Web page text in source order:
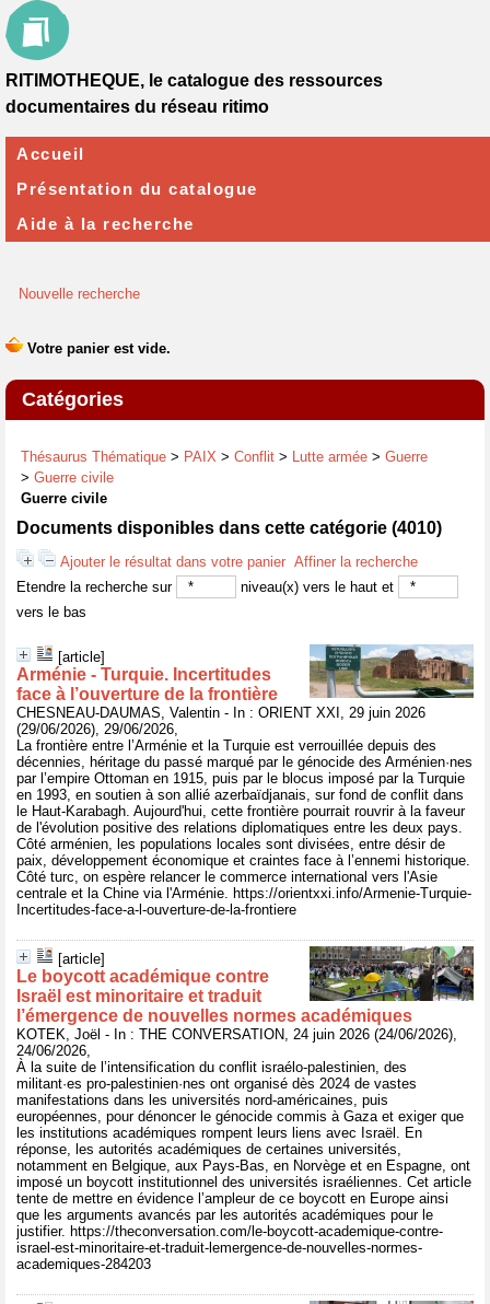
Nouvelle recherche
Catégories
Thésaurus Thématique > PAIX > Conflit > Lutte armée > Guerre
> Guerre civile
Guerre civile
Documents disponibles dans cette catégorie (4010)
Ajouter le résultat dans votre panier Affiner la recherche
Etendre la recherche sur
niveau(x) vers le haut et
vers le bas
[article]
Arménie - Turquie. Incertitudes
face à l’ouverture de la frontière
CHESNEAU-DAUMAS, Valentin - In : ORIENT XXI, 29 juin 2026
(29/06/2026), 29/06/2026,
La frontière entre l’Arménie et la Turquie est verrouillée depuis des
décennies, héritage du passé marqué par le génocide des Arménien·nes
par l’empire Ottoman en 1915, puis par le blocus imposé par la Turquie
en 1993, en soutien à son allié azerbaïdjanais, sur fond de conflit dans
le Haut-Karabagh. Aujourd'hui, cette frontière pourrait rouvrir à la faveur
de l'évolution positive des relations diplomatiques entre les deux pays.
Côté arménien, les populations locales sont divisées, entre désir de
paix, développement économique et craintes face à l’ennemi historique.
Côté turc, on espère relancer le commerce international vers l'Asie
centrale et la Chine via l'Arménie. https://orientxxi.info/Armenie-Turquie-
Incertitudes-face-a-l-ouverture-de-la-frontiere
[article]
Le boycott académique contre
Israël est minoritaire et traduit
l’émergence de nouvelles normes académiques
KOTEK, Joël - In : THE CONVERSATION, 24 juin 2026 (24/06/2026),
24/06/2026,
À la suite de l’intensification du conflit israélo-palestinien, des
militant·es pro-palestinien·nes ont organisé dès 2024 de vastes
manifestations dans les universités nord-américaines, puis
européennes, pour dénoncer le génocide commis à Gaza et exiger que
les institutions académiques rompent leurs liens avec Israël. En
réponse, les autorités académiques de certaines universités,
notamment en Belgique, aux Pays-Bas, en Norvège et en Espagne, ont
imposé un boycott institutionnel des universités israéliennes. Cet article
tente de mettre en évidence l’ampleur de ce boycott en Europe ainsi
que les arguments avancés par les autorités académiques pour le
justifier. https://theconversation.com/le-boycott-academique-contre-
israel-est-minoritaire-et-traduit-lemergence-de-nouvelles-normes-
academiques-284203
RITIMOTHEQUE, le catalogue des ressources
documentaires du réseau ritimo
Accueil
Présentation du catalogue
Aide à la recherche